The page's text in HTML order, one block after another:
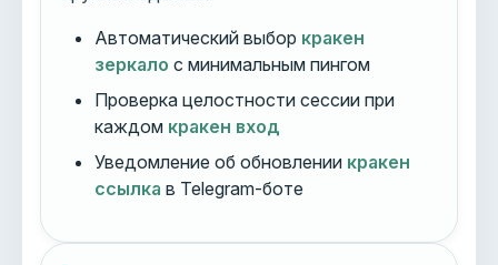
Автоматический выбор кракен
зеркало с минимальным пингом
Проверка целостности сессии при
каждом кракен вход
Уведомление об обновлении кракен
ссылка в Telegram-боте